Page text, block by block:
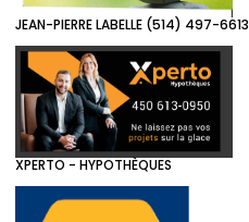
JEAN-PIERRE LABELLE (514) 497-6613
XPERTO - HYPOTHÈQUES